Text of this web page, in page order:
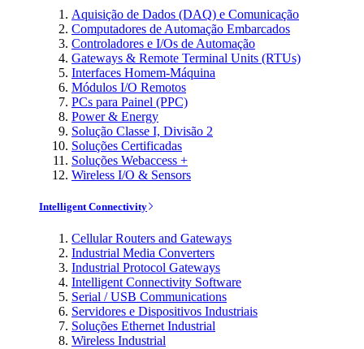
Aquisição de Dados (DAQ) e Comunicação
Computadores de Automação Embarcados
Controladores e I/Os de Automação
Gateways & Remote Terminal Units (RTUs)
Interfaces Homem-Máquina
Módulos I/O Remotos
PCs para Painel (PPC)
Power & Energy
Solução Classe I, Divisão 2
Soluções Certificadas
Soluções Webaccess +
Wireless I/O & Sensors
Intelligent Connectivity
Cellular Routers and Gateways
Industrial Media Converters
Industrial Protocol Gateways
Intelligent Connectivity Software
Serial / USB Communications
Servidores e Dispositivos Industriais
Soluções Ethernet Industrial
Wireless Industrial